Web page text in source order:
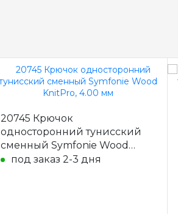
20745 Крючок
односторонний тунисский
сменный Symfonie Wood
KnitPro, 4.00 мм
под заказ 2-3 дня